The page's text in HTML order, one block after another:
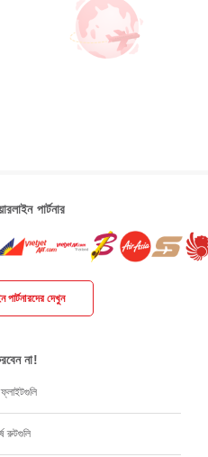
পার্টনার
দেখুন
না!
ফ্লাইটগুলি
রুটগুলি